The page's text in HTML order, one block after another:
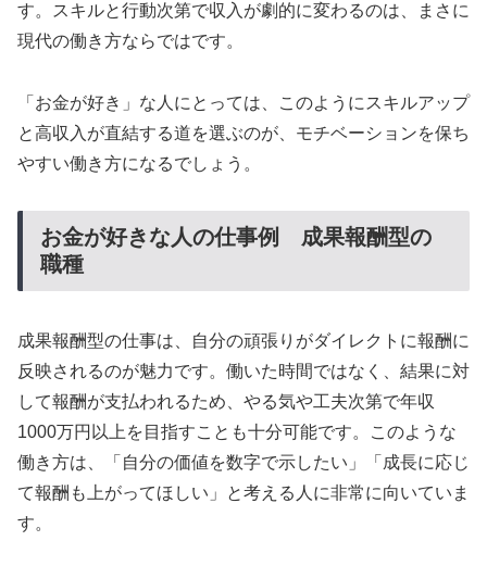
す。スキルと行動次第で収入が劇的に変わるのは、まさに
現代の働き方ならではです。
「お金が好き」な人にとっては、このようにスキルアップ
と高収入が直結する道を選ぶのが、モチベーションを保ち
やすい働き方になるでしょう。
お金が好きな人の仕事例 成果報酬型の
職種
成果報酬型の仕事は、自分の頑張りがダイレクトに報酬に
反映されるのが魅力です。働いた時間ではなく、結果に対
して報酬が支払われるため、やる気や工夫次第で年収
1000万円以上を目指すことも十分可能です。このような
働き方は、「自分の価値を数字で示したい」「成長に応じ
て報酬も上がってほしい」と考える人に非常に向いていま
す。